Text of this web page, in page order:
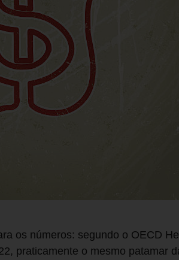
os números: segundo o OECD
praticamente o mesmo patamar